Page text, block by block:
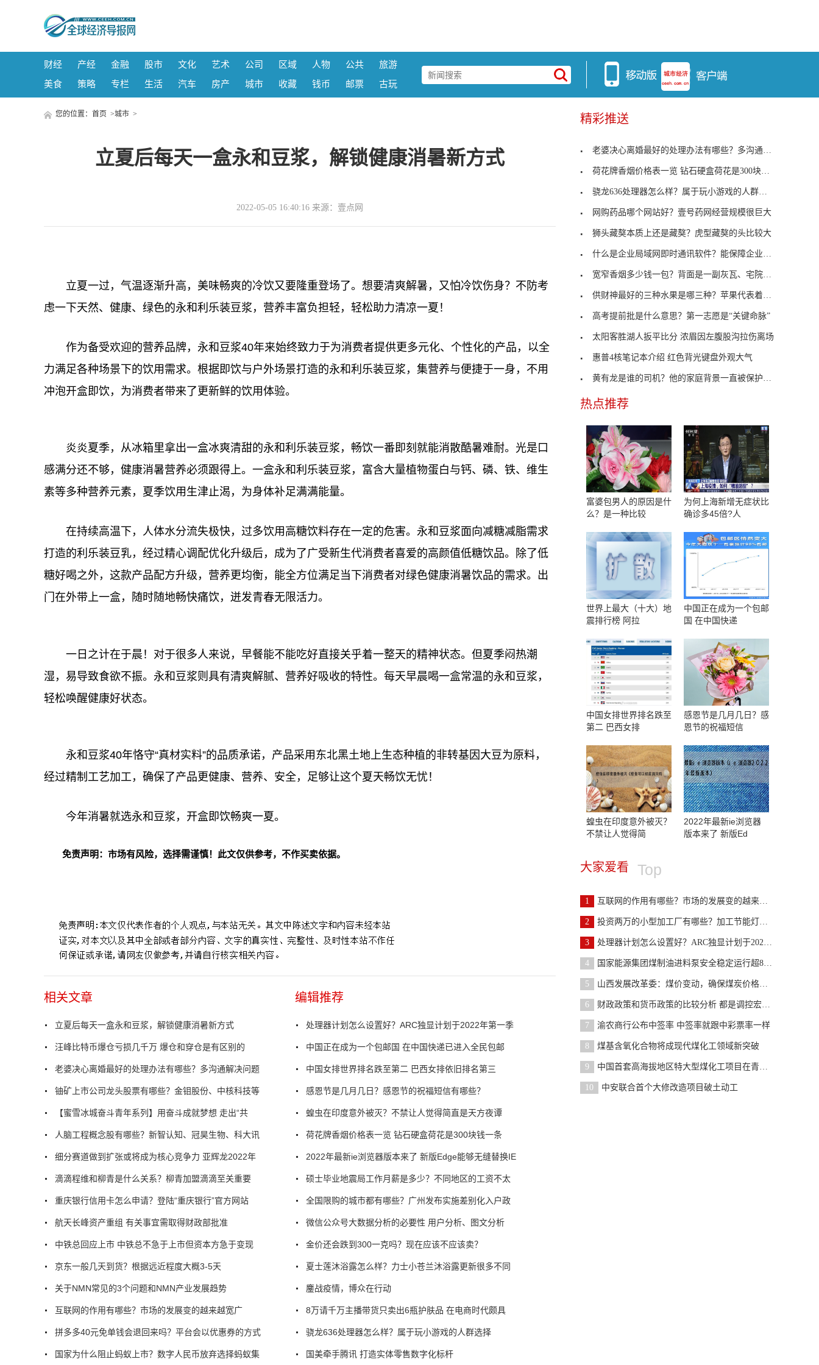
财经 产经 金融 股市 文化 艺术 公司 区域 人物 公共
旅游
美食
策略 专栏 生活 汽车 房产 城市 收藏 钱币 邮票 古玩
您的位置： 首页 >城市 >
立夏后每天一盒永和豆浆，解锁健康消暑新方式
2022-05-05 16:40:16 来源：壹点网
立夏一过，气温逐渐升高，美味畅爽的冷饮又要隆重登场了。想要清爽解暑，又怕冷饮伤身？不防考
虑一下天然、健康、绿色的永和利乐装豆浆，营养丰富负担轻，轻松助力清凉一夏！
作为备受欢迎的营养品牌，永和豆浆40年来始终致力于为消费者提供更多元化、个性化的产品，以全
力满足各种场景下的饮用需求。根据即饮与户外场景打造的永和利乐装豆浆，集营养与便捷于一身，不用
冲泡开盒即饮，为消费者带来了更新鲜的饮用体验。
炎炎夏季，从冰箱里拿出一盒冰爽清甜的永和利乐装豆浆，畅饮一番即刻就能消散酷暑难耐。光是口
感满分还不够，健康消暑营养必须跟得上。一盒永和利乐装豆浆，富含大量植物蛋白与钙、磷、铁、维生
素等多种营养元素，夏季饮用生津止渴，为身体补足满满能量。
在持续高温下，人体水分流失极快，过多饮用高糖饮料存在一定的危害。永和豆浆面向减糖减脂需求
打造的利乐装豆乳，经过精心调配优化升级后，成为了广受新生代消费者喜爱的高颜值低糖饮品。除了低
糖好喝之外，这款产品配方升级，营养更均衡，能全方位满足当下消费者对绿色健康消暑饮品的需求。出
门在外带上一盒，随时随地畅快痛饮，迸发青春无限活力。
一日之计在于晨！对于很多人来说，早餐能不能吃好直接关乎着一整天的精神状态。但夏季闷热潮
湿，易导致食欲不振。永和豆浆则具有清爽解腻、营养好吸收的特性。每天早晨喝一盒常温的永和豆浆，
轻松唤醒健康好状态。
永和豆浆40年恪守“真材实料”的品质承诺，产品采用东北黑土地上生态种植的非转基因大豆为原料，
经过精制工艺加工，确保了产品更健康、营养、安全，足够让这个夏天畅饮无忧！
今年消暑就选永和豆浆，开盒即饮畅爽一夏。
免责声明：市场有风险，选择需谨慎！此文仅供参考，不作买卖依据。
相关文章
立夏后每天一盒永和豆浆，解锁健康消暑新方式
汪峰比特币爆仓亏损几千万 爆仓和穿仓是有区别的
老婆决心离婚最好的处理办法有哪些？多沟通解决问题
铀矿上市公司龙头股票有哪些？金钼股份、中核科技等
【蜜雪冰城奋斗青年系列】用奋斗成就梦想 走出“共
人脑工程概念股有哪些？新智认知、冠昊生物、科大讯
细分赛道做到扩张或将成为核心竞争力 亚辉龙2022年
滴滴程维和柳青是什么关系？柳青加盟滴滴至关重要
重庆银行信用卡怎么申请？登陆“重庆银行”官方网站
航天长峰资产重组 有关事宜需取得财政部批准
中铁总回应上市 中铁总不急于上市但资本方急于变现
京东一般几天到货？根据远近程度大概3-5天
关于NMN常见的3个问题和NMN产业发展趋势
互联网的作用有哪些？市场的发展变的越来越宽广
拼多多40元免单钱会退回来吗？平台会以优惠券的方式
国家为什么阻止蚂蚁上市？数字人民币放弃选择蚂蚁集
编辑推荐
处理器计划怎么设置好？ARC独显计划于2022年第一季
中国正在成为一个包邮国 在中国快递已进入全民包邮
中国女排世界排名跌至第二 巴西女排依旧排名第三
感恩节是几月几日？感恩节的祝福短信有哪些？
蝗虫在印度意外被灭？不禁让人觉得简直是天方夜谭
荷花牌香烟价格表一览 钻石硬盒荷花是300块钱一条
2022年最新ie浏览器版本来了 新版Edge能够无缝替换IE
硕士毕业地震局工作月薪是多少？不同地区的工资不太
全国限购的城市都有哪些？广州发布实施差别化入户政
微信公众号大数据分析的必要性 用户分析、图文分析
金价还会跌到300一克吗？现在应该不应该卖？
夏士莲沐浴露怎么样？力士小苍兰沐浴露更新很多不同
鏖战疫情，博众在行动
8万请千万主播带货只卖出6瓶护肤品 在电商时代颇具
骁龙636处理器怎么样？属于玩小游戏的人群选择
国美牵手腾讯 打造实体零售数字化标杆
精彩推送
老婆决心离婚最好的处理办法有哪些？多沟通解决问题
荷花牌香烟价格表一览 钻石硬盒荷花是300块钱一条
骁龙636处理器怎么样？属于玩小游戏的人群选择
网购药品哪个网站好？壹号药网经营规模很巨大
狮头藏獒本质上还是藏獒？虎型藏獒的头比较大
什么是企业局域网即时通讯软件？能保障企业信息安全
宽窄香烟多少钱一包？背面是一副灰瓦、宅院、民俗组
供财神最好的三种水果是哪三种？苹果代表着平平安安
高考提前批是什么意思？第一志愿是“关键命脉”
太阳客胜湖人扳平比分 浓眉因左腹股沟拉伤离场
惠普4核笔记本介绍 红色背光键盘外观大气
黄有龙是谁的司机？他的家庭背景一直被保护的很好
热点推荐
富婆包男人的原因是什
么？是一种比较
为何上海新增无症状比
确诊多45倍?人
世界上最大（十大）地
震排行榜 阿拉
中国正在成为一个包邮
国 在中国快递
中国女排世界排名跌至
第二 巴西女排
感恩节是几月几日？感
恩节的祝福短信
蝗虫在印度意外被灭？
不禁让人觉得简
2022年最新ie浏览器
版本来了 新版Ed
大家爱看 Top
1 互联网的作用有哪些？市场的发展变的越来越宽广
2 投资两万的小型加工厂有哪些？加工节能灯市场销量不
3 处理器计划怎么设置好？ARC独显计划于2022年第一季
4 国家能源集团煤制油进料泵安全稳定运行超8000小时
5 山西发展改革委：煤价变动，确保煤炭价格在合理区间
6 财政政策和货币政策的比较分析 都是调控宏观经济的
7 渝农商行公布中签率 中签率就跟中彩票率一样
8 煤基含氧化合物将成现代煤化工领域新突破
9 中国首套高海拔地区特大型煤化工项目在青海格尔木开
10 中安联合首个大修改造项目破土动工